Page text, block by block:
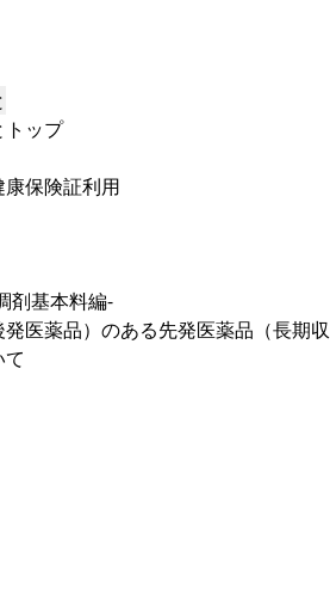
トップ
保険証利用
剤基本料編-
医薬品）のある先発医薬品（長期収